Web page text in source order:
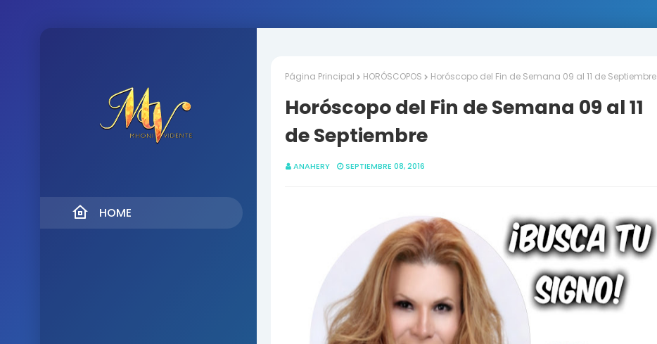
HOME
Página Principal HORÓSCOPOS Horóscopo del Fin de Semana 09 al 11 de Septiembre
Horóscopo del Fin de Semana 09 al 11
de Septiembre
ANAHERY SEPTIEMBRE 08, 2016